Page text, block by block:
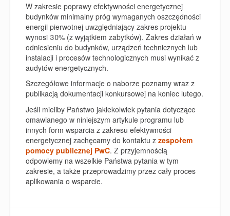
W zakresie poprawy efektywności energetycznej
budynków minimalny próg wymaganych oszczędności
energii pierwotnej uwzględniający zakres projektu
wynosi 30% (z wyjątkiem zabytków). Zakres działań w
odniesieniu do budynków, urządzeń technicznych lub
instalacji i procesów technologicznych musi wynikać z
audytów energetycznych.
Szczegółowe informacje o naborze poznamy wraz z
publikacją dokumentacji konkursowej na koniec lutego.
Jeśli mieliby Państwo jakiekolwiek pytania dotyczące
omawianego w niniejszym artykule programu lub
innych form wsparcia z zakresu efektywności
energetycznej zachęcamy do kontaktu z zespołem
pomocy publicznej PwC. Z przyjemnością
odpowiemy na wszelkie Państwa pytania w tym
zakresie, a także przeprowadzimy przez cały proces
aplikowania o wsparcie.